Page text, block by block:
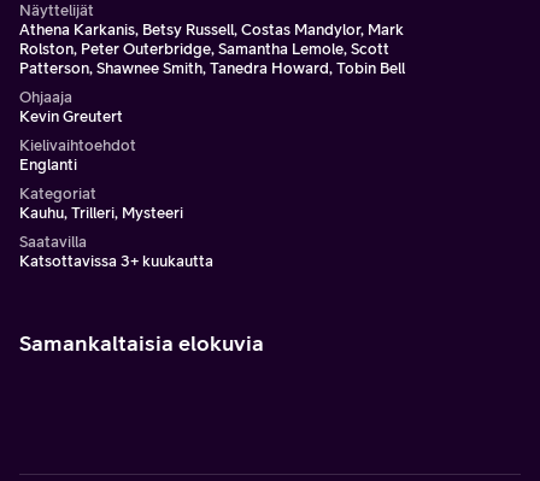
Näyttelijät
Athena Karkanis, Betsy Russell, Costas Mandylor, Mark
Rolston, Peter Outerbridge, Samantha Lemole, Scott
Patterson, Shawnee Smith, Tanedra Howard, Tobin Bell
Ohjaaja
Kevin Greutert
Kielivaihtoehdot
Englanti
Kategoriat
Kauhu, Trilleri, Mysteeri
Saatavilla
Katsottavissa 3+ kuukautta
Samankaltaisia elokuvia